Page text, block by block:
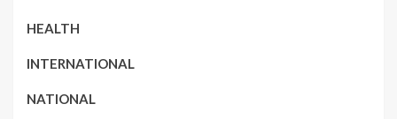
HEALTH
INTERNATIONAL
NATIONAL